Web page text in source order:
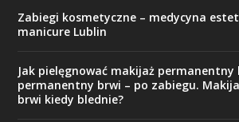
Zabiegi kosmetyczne – medycyna
manicure Lublin
Jak pielęgnować makijaż permanentny
permanentny brwi – po zabiegu.
brwi kiedy blednie?